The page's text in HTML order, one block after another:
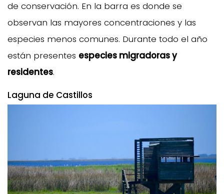
de conservación. En la barra es donde se
observan las mayores concentraciones y las
especies menos comunes. Durante todo el año
están presentes especies migradoras y
residentes.
Laguna de Castillos